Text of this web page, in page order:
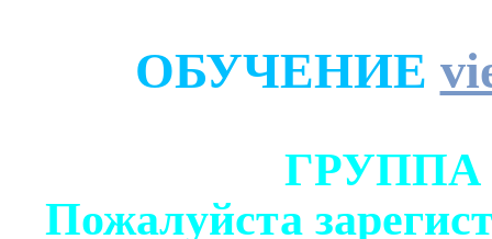
ОБУЧЕНИЕ
Пожалуйста